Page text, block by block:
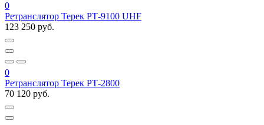
0
Ретранслятор Терек РТ-9100 UHF
123 250 руб.
0
Ретранслятор Терек РТ-2800
70 120 руб.